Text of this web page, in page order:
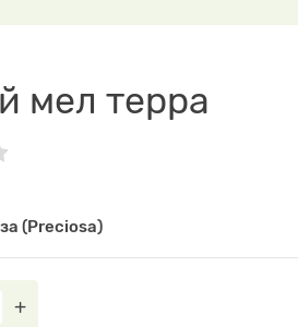
мел терра
(Preciosa)
+